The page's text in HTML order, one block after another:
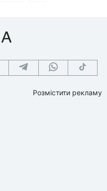
Розмістити рекламу